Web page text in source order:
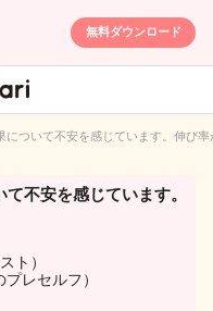
無料ダウンロード
について不安を感じています。伸び
不安を感じています。
ト）
レセルフ）